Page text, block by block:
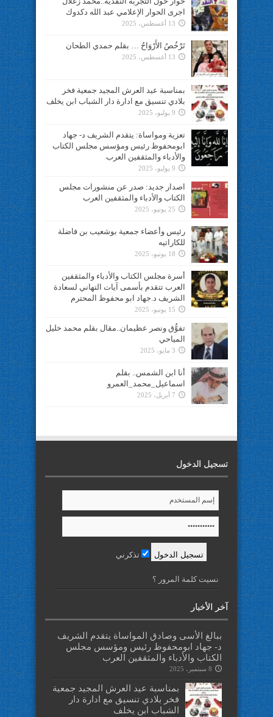
اجرى الحوار الإعلامي عبد الله دكدوك
13 أغسطس، 2025
تَرْخُصُ الأَرْوَاحُ … بقلم حمدي الطحان
13 أغسطس، 2025
بمناسبة عيد العرش المجيد جمعية فخر
بلادي تنسيق مع ادارة دار الشباب ابن يخلف
9 يوليو، 2025
تعزية ومواساة: يتقدم الشريف د- جهاد
ابومحفوظ رئيس ومؤسس مجلس الكتاب
والأدباء والمثقفين العرب
9 يوليو، 2025
اصدار جديد: صدر عن منشورات مجلس
الكتاب والأدباء والمثقفين العرب
25 يونيو، 2025
رئيس وأعضاء جمعية بوشعيب بن فاضلة
للكاراتيه
18 يونيو، 2025
أسرة مجلس الكتاب والأدباء والمثقفين
العرب تتقدم بأسمى آيات التهاني لسعادة
الشريف د.جهاد ابو محفوظ المحترم
15 يونيو، 2025
تفوُّق ونصر عظيمان..مقال بقلم محمد خليل
المياحي
3 مايو، 2025
أنا ابن الشمس.. بقلم
اسماعيل_محمد_العمرو
7 أبريل، 2025
تسجيل الدخول
تذكرني
نسيت كلمة المرور ؟
آخر الأخبار
ببالغ الأسى وصادق المواساة يتقدم الشريف
د- جهاد ابومحفوظ رئيس ومؤسس مجلس
الكتاب والأدباء والمثقفين العرب
8 سبتمبر، 2025
بمناسبة عيد العرش المجيد جمعية
فخر بلادي تنسيق مع ادارة دار
الشباب ابن يخلف